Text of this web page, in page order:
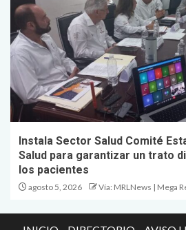
Instala Sector Salud Comité
Salud para garantizar un trato
los pacientes
agosto 5, 2026 Vía: MRLNews | Mega